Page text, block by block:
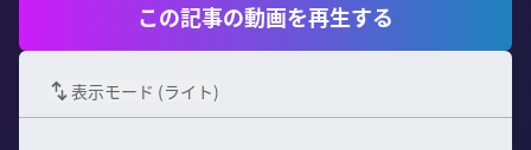
この記事の動画を再生する
表示モード (ライト)